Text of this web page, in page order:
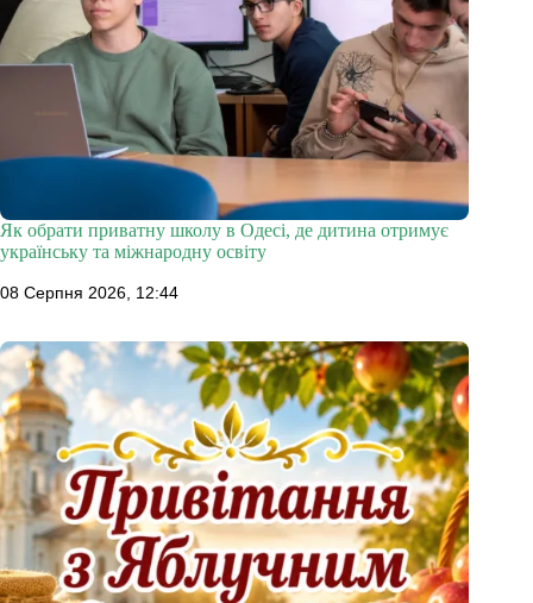
Як обрати приватну школу в Одесі, де дитина отримує
українську та міжнародну освіту
08 Серпня 2026, 12:44